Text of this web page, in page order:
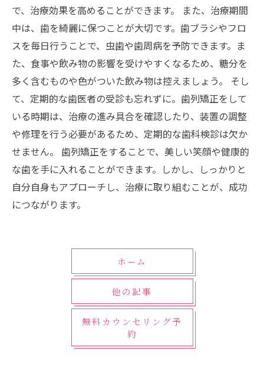
で、治療効果を高めることができます。 また、治療期間
中は、歯を綺麗に保つことが大切です。歯ブラシやフロ
スを毎日行うことで、虫歯や歯周病を予防できます。ま
た、食事や飲み物の影響を受けやすくなるため、糖分を
多く含むものや色がついた飲み物は控えましょう。 そし
て、定期的な歯医者の受診も忘れずに。歯列矯正をして
いる時期は、治療の進み具合を確認したり、装置の調整
や修理を行う必要があるため、定期的な歯科検診は欠か
せません。 歯列矯正をすることで、美しい笑顔や健康的
な歯を手に入れることができます。しかし、しっかりと
自分自身もアプローチし、治療に取り組むことが、成功
につながります。
ホーム
他の記事
無料カウンセリング予
約